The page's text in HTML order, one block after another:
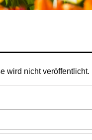
wird nicht veröffentlicht.